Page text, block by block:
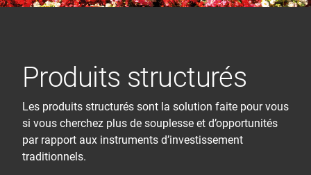
Produits structurés
Les produits structurés sont la solution faite pour vous
si vous cherchez plus de souplesse et d’opportunités
par rapport aux instruments d’investissement
traditionnels.